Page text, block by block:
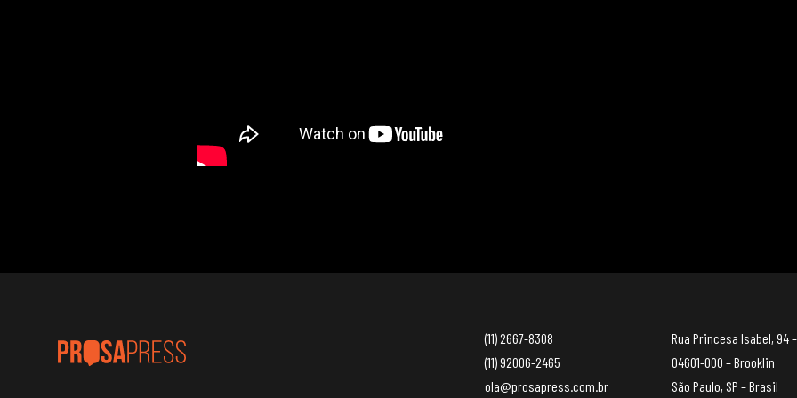
(11) 2667-8308
(11) 92006-2465
ola@prosapress.com.br
Rua Princesa Isabel, 94 –
04601-000 – Brooklin
São Paulo, SP – Brasil